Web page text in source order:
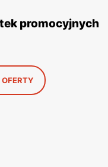
promocyjnych